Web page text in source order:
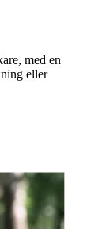
med en
eller